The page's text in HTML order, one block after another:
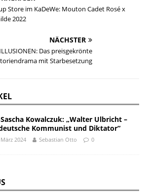
Store im KaDeWe: Mouton Cadet Rosé x
2022
NÄCHSTER
Das preisgekrönte
mit Starbesetzung
Kowalczuk: „Walter Ulbricht –
Kommunist und Diktator“
2024 Sebastian Otto 0